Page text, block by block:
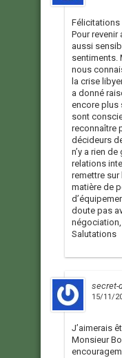
Pour
aussi
sentiments.
nous
la crise
a donné
encore plus
sont
reconnaître
décideurs
n’y a rien
relations
remettre sur
matière de
doute pas
Salutations
secret-
15/11/
J’aimerais
Monsieur